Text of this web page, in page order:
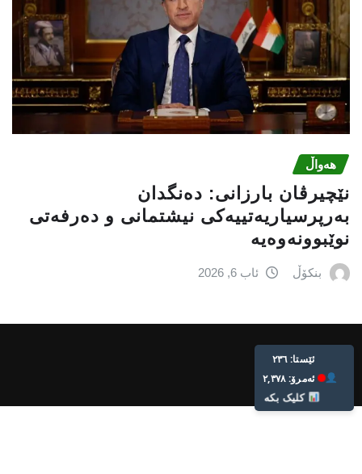
هەواڵ
نێچيرڤان بارزانى: دەنگدان
بەرپرسیاريه‌تییەکی نیشتمانى و دەرفەتی
نوێبوونەوەیە
بنکۆڵ ئاب 6, 2026
Live: 236
Today: 2,378
Click Here